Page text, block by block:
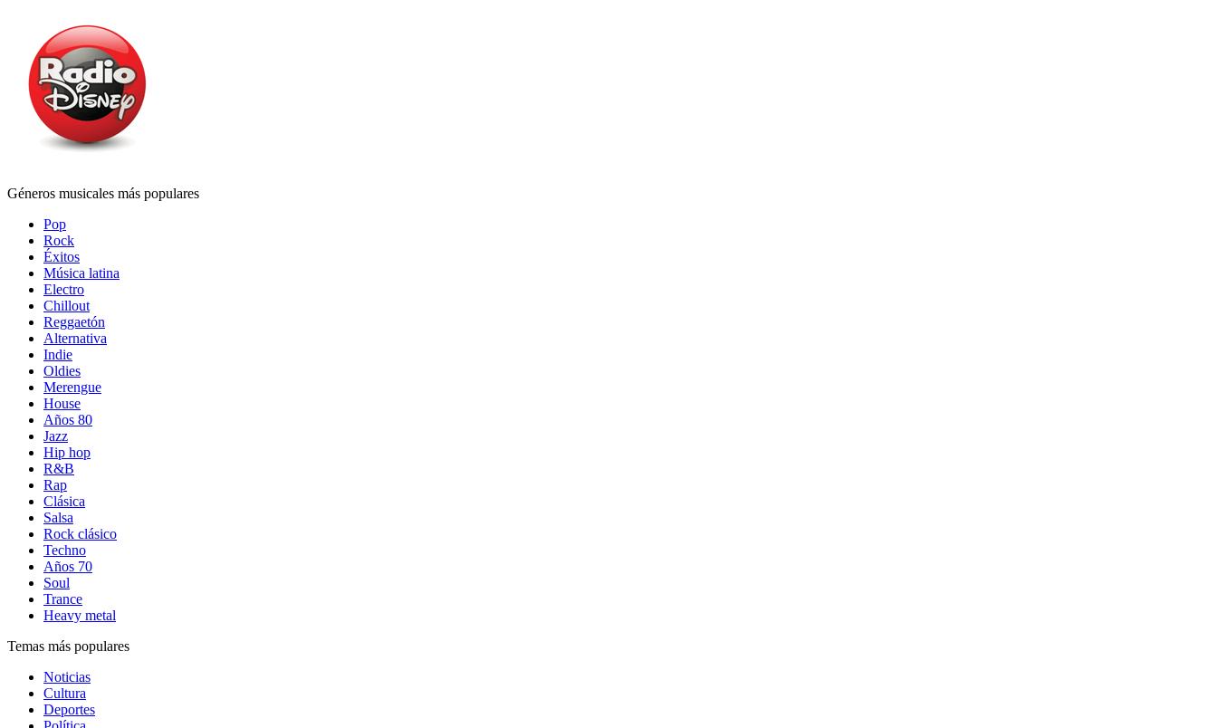
Géneros musicales más populares
Pop
Rock
Éxitos
Música latina
Electro
Chillout
Reggaetón
Alternativa
Indie
Oldies
Merengue
House
Años 80
Jazz
Hip hop
R&B
Rap
Clásica
Salsa
Rock clásico
Techno
Años 70
Soul
Trance
Heavy metal
Temas más populares
Noticias
Cultura
Deportes